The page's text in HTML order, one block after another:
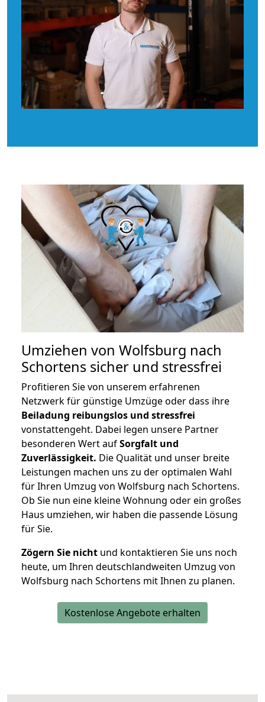
Umziehen von Wolfsburg nach
Schortens sicher und stressfrei
Profitieren Sie von unserem erfahrenen
Netzwerk für günstige Umzüge oder dass ihre
Beiladung reibungslos und stressfrei
vonstattengeht. Dabei legen unsere Partner
besonderen Wert aufSorgfalt und
Zuverlässigkeit. Die Qualität und unser breite
Leistungen machen uns zu der optimalen Wahl
für Ihren Umzug von Wolfsburg nach Schortens.
Ob Sie nun eine kleine Wohnung oder ein großes
Haus umziehen, wir haben die passende Lösung
für Sie.
Zögern Sie nicht und kontaktieren Sie uns noch
heute, um Ihren deutschlandweiten Umzug von
Wolfsburg nach Schortens mit Ihnen zu planen.
Kostenlose Angebote erhalten